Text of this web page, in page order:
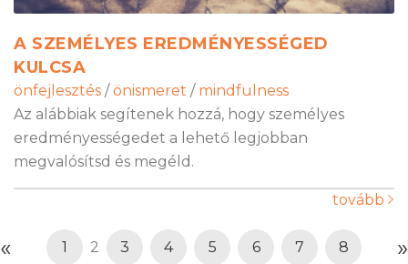
A SZEMÉLYES EREDMÉNYESSÉGED
KULCSA
önfejlesztés / önismeret / mindfulness
Az alábbiak segítenek hozzá, hogy személyes
eredményességedet a lehető legjobban
megvalósítsd és megéld.
tovább
« 1 2 3 4 5 6 7 8 »